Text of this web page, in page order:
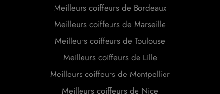
Meilleurs coiffeurs de Bordeaux
Meilleurs coiffeurs de Marseille
Meilleurs coiffeurs de Toulouse
Meilleurs coiffeurs de Lille
Meilleurs coiffeurs de Montpellier
Meilleurs coiffeurs de Nice